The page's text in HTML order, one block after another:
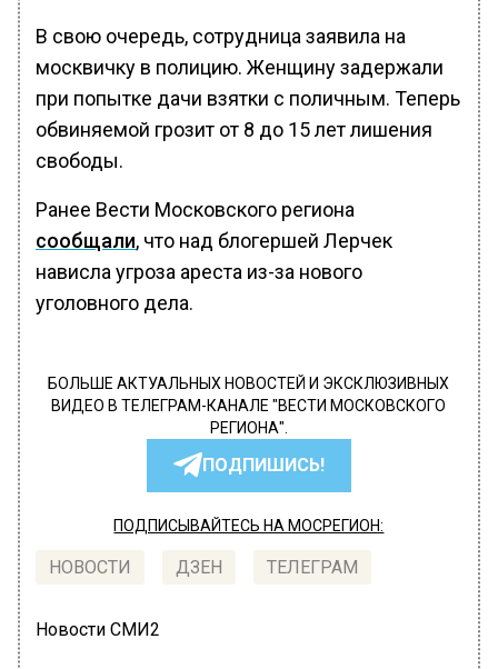
В свою очередь, сотрудница заявила на
москвичку в полицию. Женщину задержали
при попытке дачи взятки с поличным. Теперь
обвиняемой грозит от 8 до 15 лет лишения
свободы.
Ранее Вести Московского региона
сообщали, что над блогершей Лерчек
нависла угроза ареста из-за нового
уголовного дела.
БОЛЬШЕ АКТУАЛЬНЫХ НОВОСТЕЙ И ЭКСКЛЮЗИВНЫХ
ВИДЕО В ТЕЛЕГРАМ-КАНАЛЕ "ВЕСТИ МОСКОВСКОГО
РЕГИОНА".
ПОДПИШИСЬ!
ПОДПИСЫВАЙТЕСЬ НА МОСРЕГИОН:
НОВОСТИ ДЗЕН ТЕЛЕГРАМ
Новости СМИ2